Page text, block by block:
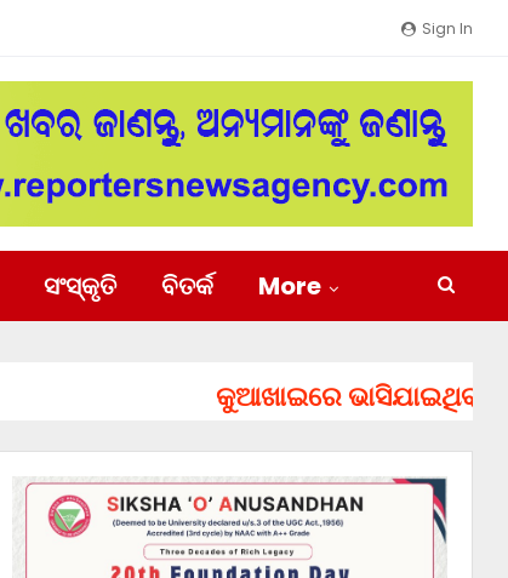
Sign In
ସଂସ୍କୃତି ବିତର୍କ More
କୁଆଖାଇରେ ଭାସିଯାଇଥିବା ୨